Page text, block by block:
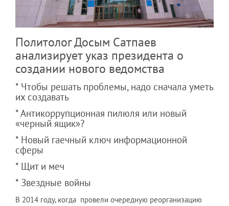
Политолог Досым Сатпаев
анализирует указ президента о
создании нового ведомства
* Чтобы решать проблемы, надо сначала уметь
их создавать
* Антикоррупционная пилюля или новый
«черный ящик»?
* Новый гаечный ключ информационной
сферы
* Щит и меч
* Звездные войны
В 2014 году, когда провели очередную реорганизацию